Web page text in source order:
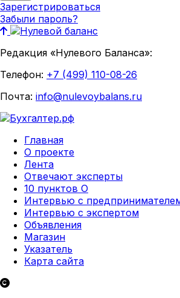
Зарегистрироваться
Забыли пароль?
Редакция «Нулевого Баланса»:
Телефон: +7 (499) 110-08-26
Почта: info@nulevoybalans.ru
Главная
О проекте
Лента
Отвечают эксперты
10 пунктов О
Интервью с
Интервью с экспертом
Объявления
Магазин
Указатель
Карта сайта